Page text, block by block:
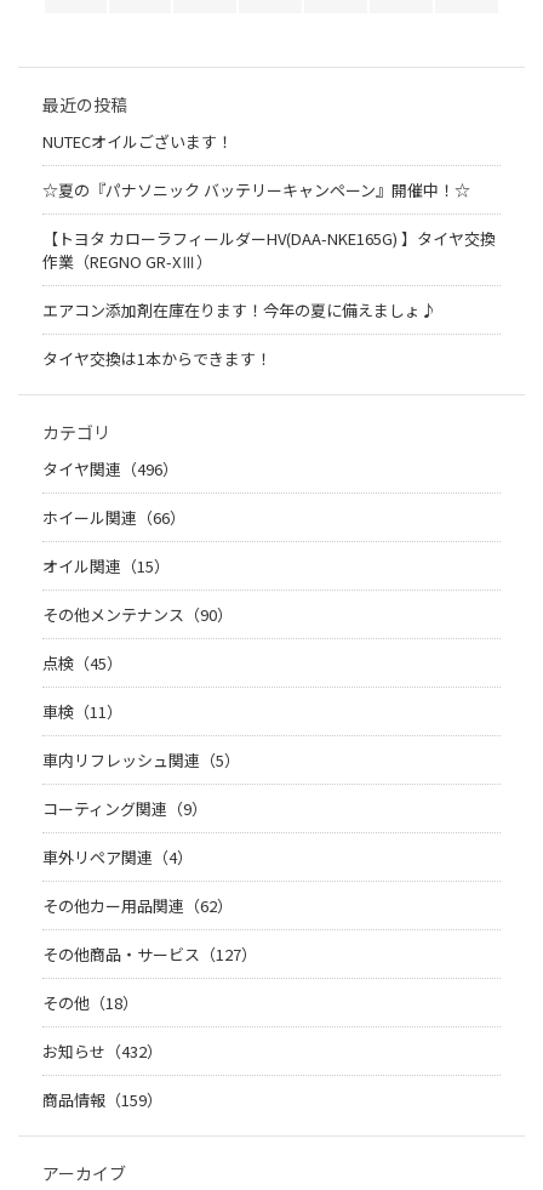
最近の投稿
NUTECオイルございます！
☆夏の『パナソニック バッテリーキャンペーン』開催中！☆
【トヨタ カローラフィールダーHV(DAA-NKE165G) 】タイヤ交換
作業（REGNO GR-XⅢ）
エアコン添加剤在庫在ります！今年の夏に備えましょ♪
タイヤ交換は1本からできます！
カテゴリ
タイヤ関連（496）
ホイール関連（66）
オイル関連（15）
その他メンテナンス（90）
点検（45）
車検（11）
車内リフレッシュ関連（5）
コーティング関連（9）
車外リペア関連（4）
その他カー用品関連（62）
その他商品・サービス（127）
その他（18）
お知らせ（432）
商品情報（159）
アーカイブ